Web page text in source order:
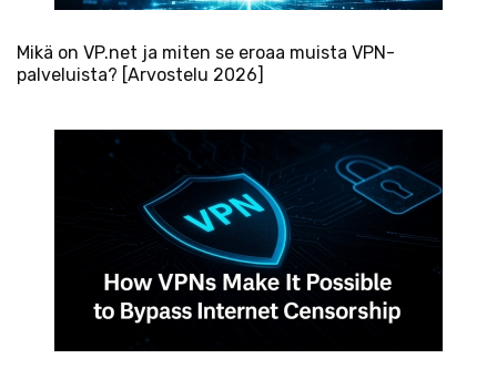
Mikä on VP.net ja miten se eroaa muista VPN-
palveluista? [Arvostelu 2026]